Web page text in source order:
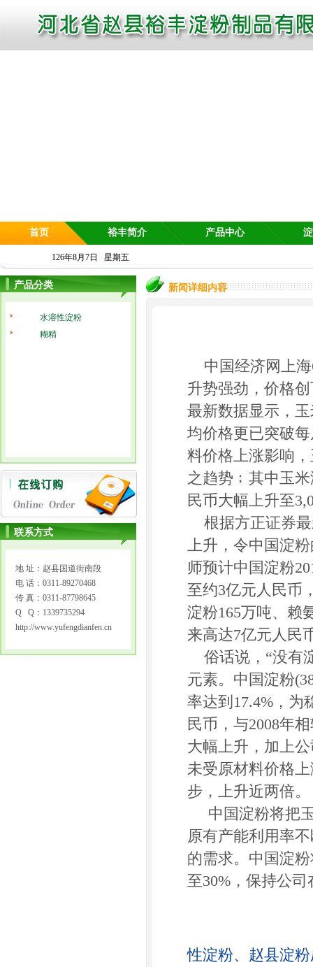
首页 裕丰简介 产品中心
126年8月7日 星期五
产品分类
水溶性淀粉
糊精
联系方式
地 址：赵县国道街南段
电 话：0311-89270468
传 真：0311-87798645
Q Q：1339735294
http://www.yufengdianfen.cn
新闻详细内容
中国经济网上海
升势强劲，价格
最新数据显示，
均价格更已突破
料价格上涨影响
之趋势﹔其中玉
民币大幅上升至
根据方正证券最
上升，令中国淀
师预计中国淀粉
至约3亿元人民币
淀粉165万吨、赖
来高达7亿元人民
俗话说，“没有
元素。中国淀粉
率达到17.4%，为
民币，与2008年
大幅上升，加上
未受原材料价格
步，上升近两倍。
中国淀粉将把玉
原有产能利用率
的需求。中国淀
至30%，保持公
性淀粉、赵县淀